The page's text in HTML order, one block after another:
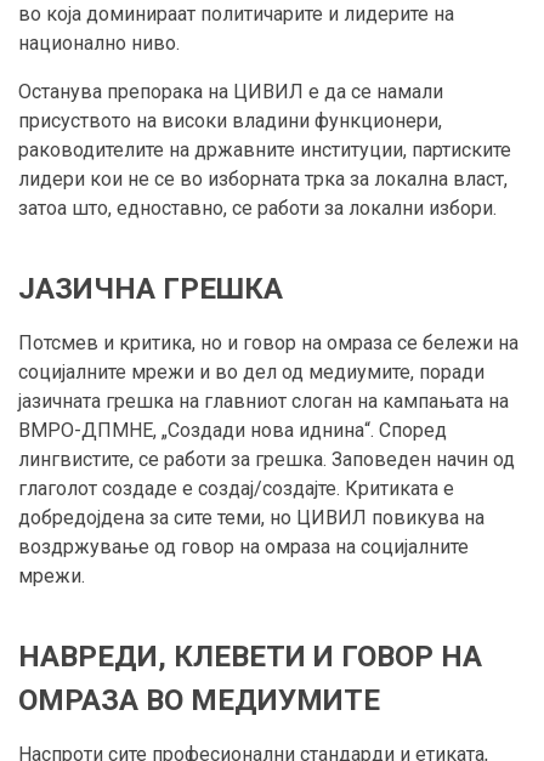
во која доминираат политичарите и лидерите на
национално ниво.
Останува препорака на ЦИВИЛ е да се намали
присуството на високи владини функционери,
раководителите на државните институции, партиските
лидери кои не се во изборната трка за локална власт,
затоа што, едноставно, се работи за локални избори.
ЈАЗИЧНА ГРЕШКА
Потсмев и критика, но и говор на омраза се бележи на
социјалните мрежи и во дел од медиумите, поради
јазичната грешка на главниот слоган на кампањата на
ВМРО-ДПМНЕ, „Создади нова иднина“. Според
лингвистите, се работи за грешка. Заповеден начин од
глаголот создаде е создај/создајте. Критиката е
добредојдена за сите теми, но ЦИВИЛ повикува на
воздржување од говор на омраза на социјалните
мрежи.
НАВРЕДИ, КЛЕВЕТИ И ГОВОР НА
ОМРАЗА ВО МЕДИУМИТЕ
Наспроти сите професионални стандарди и етиката,